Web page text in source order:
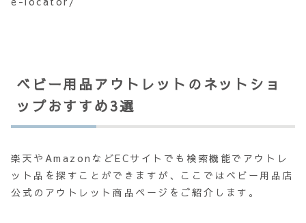
ベビー用品アウトレットのネットショ
ップおすすめ3選
楽天やAmazonなどECサイトでも検索機能でアウトレ
ット品を探すことができますが、ここではベビー用品店
公式のアウトレット商品ページをご紹介します。